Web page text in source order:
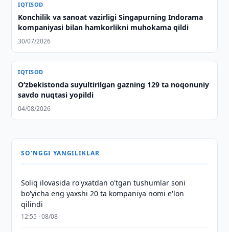
IQTISOD
Konchilik va sanoat vazirligi Singapurning Indorama
kompaniyasi bilan hamkorlikni muhokama qildi
30/07/2026
IQTISOD
O‘zbekistonda suyultirilgan gazning 129 ta noqonuniy
savdo nuqtasi yopildi
04/08/2026
SO'NGGI YANGILIKLAR
Soliq ilovasida ro'yxatdan o'tgan tushumlar soni
bo'yicha eng yaxshi 20 ta kompaniya nomi e'lon
qilindi
12:55 · 08/08